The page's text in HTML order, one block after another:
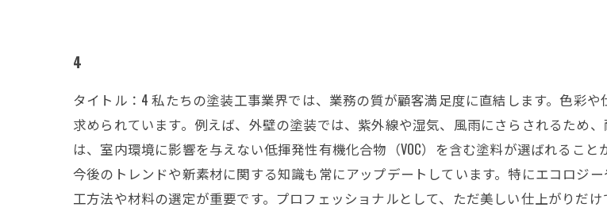
4
タイトル：4 私たちの塗装工事業界では、業務の質が顧客満足度に直結します。色彩
求められています。例えば、外壁の塗装では、紫外線や湿気、風雨にさらされるため
は、室内環境に影響を与えない低揮発性有機化合物（VOC）を含む塗料が選ばれるこ
今後のトレンドや新素材に関する知識も常にアップデートしています。特にエコロジ
工方法や材料の選定が重要です。プロフェッショナルとして、ただ美しい仕上がりだ